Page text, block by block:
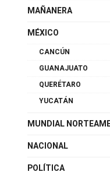
JUEGOS OLIMPICOS
LIGA MX
MAÑANERA
MÉXICO
QUERÉTARO
YUCATÁN
MUNDIAL